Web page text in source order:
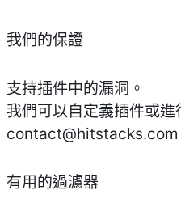
我們的保證
支持插件中的漏洞。
我們可以自定義插件或
contact@hitstacks.com
有用的過濾器